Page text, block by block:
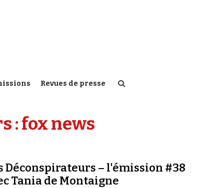
Revues de presse
:fox news
Déconspirateurs – l'émission #38
Tania de Montaigne